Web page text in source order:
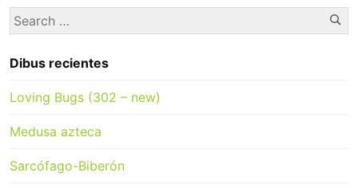
Search
for:
Dibus recientes
Loving Bugs (302 – new)
Medusa azteca
Sarcófago-Biberón